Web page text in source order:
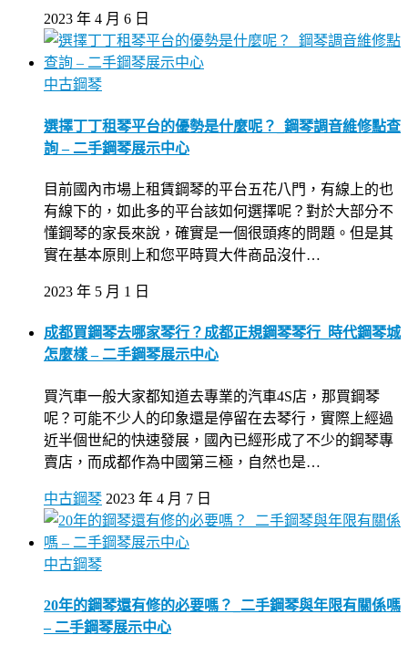
2023 年 4 月 6 日
中古鋼琴
選擇丁丁租琴平台的優勢是什麼呢？_鋼琴調音維修點查
詢 – 二手鋼琴展示中心
目前國內市場上租賃鋼琴的平台五花八門，有線上的也
有線下的，如此多的平台該如何選擇呢？對於大部分不
懂鋼琴的家長來說，確實是一個很頭疼的問題。但是其
實在基本原則上和您平時買大件商品沒什…
2023 年 5 月 1 日
成都買鋼琴去哪家琴行？成都正規鋼琴琴行_時代鋼琴城
怎麼樣 – 二手鋼琴展示中心
買汽車一般大家都知道去專業的汽車4S店，那買鋼琴
呢？可能不少人的印象還是停留在去琴行，實際上經過
近半個世紀的快速發展，國內已經形成了不少的鋼琴專
賣店，而成都作為中國第三極，自然也是…
中古鋼琴 2023 年 4 月 7 日
中古鋼琴
20年的鋼琴還有修的必要嗎？_二手鋼琴與年限有關係嗎
– 二手鋼琴展示中心